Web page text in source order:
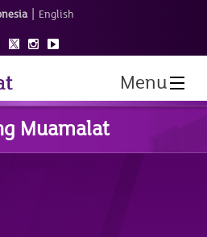
| English
Menu
Muamalat